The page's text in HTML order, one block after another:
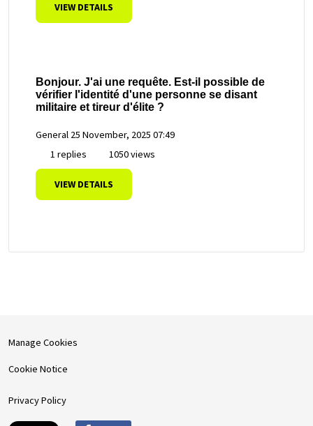
VIEW DETAILS
Bonjour. J'ai une requête. Est-il possible de
vérifier l'identité d'une personne se disant
militaire et tireur d'élite ?
General 25 November, 2025 07:49
1 replies
1050 views
VIEW DETAILS
Manage Cookies
Cookie Notice
Privacy Policy